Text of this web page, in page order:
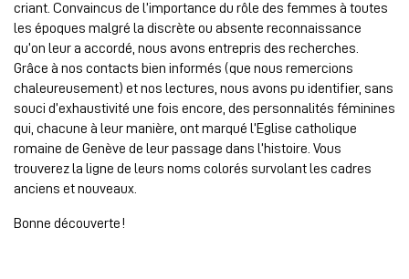
criant. Convaincus de l’importance du rôle des femmes à toutes
les époques malgré la discrète ou absente reconnaissance
qu’on leur a accordé, nous avons entrepris des recherches.
Grâce à nos contacts bien informés (que nous remercions
chaleureusement) et nos lectures, nous avons pu identifier, sans
souci d’exhaustivité une fois encore, des personnalités féminines
qui, chacune à leur manière, ont marqué l’Eglise catholique
romaine de Genève de leur passage dans l’histoire. Vous
trouverez la ligne de leurs noms colorés survolant les cadres
anciens et nouveaux.
Bonne découverte !